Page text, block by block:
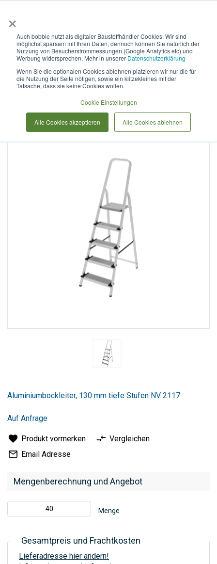
×
Auch bobbie nutzt als digitaler Baustoffhändler Cookies. Wir sind
möglichst sparsam mit Ihren Daten, dennoch können Sie natürlich der
Nutzung von Besucherstrommessungen (Google Analytics etc) und
Werbung widersprechen. Mehr in unserer Datenschutzerklärung
Wenn Sie die optionalen Cookies ablehnen platzieren wir nur die für
die Nutzung der Seite nötigen, sowie ein klitzekleines mit der
Tatsache, dass sie keine Cookies wollen.
Cookie Einstellungen
Alle Cookies akzeptieren Alle Cookies ablehnen
Stufenleiter aus Aluminium
mit Stufen à 130 mm, max.
Tragfähigkeit 180 kg, NV
Ende
der
springen
Mengenberechnung und Angebot
Menge
Gesamtpreis und Frachtkosten
Lieferadresse hier ändern!
Aluminiumbockleiter, 130 mm tiefe Stufen NV 2117
Auf Anfrage
Produkt vormerken
Vergleichen
Email Adresse